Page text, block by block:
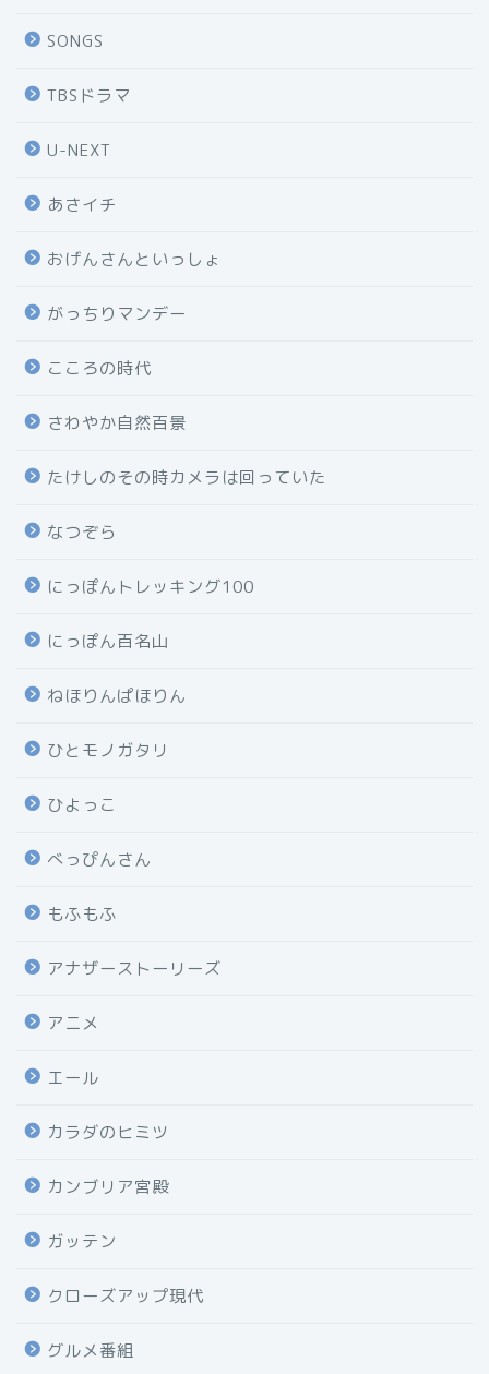
SONGS
TBSドラマ
U-NEXT
あさイチ
おげんさんといっしょ
がっちりマンデー
こころの時代
さわやか自然百景
たけしのその時カメラは回っていた
なつぞら
にっぽんトレッキング100
にっぽん百名山
ねほりんぱほりん
ひとモノガタリ
ひよっこ
べっぴんさん
もふもふ
アナザーストーリーズ
アニメ
エール
カラダのヒミツ
カンブリア宮殿
ガッテン
クローズアップ現代
グルメ番組